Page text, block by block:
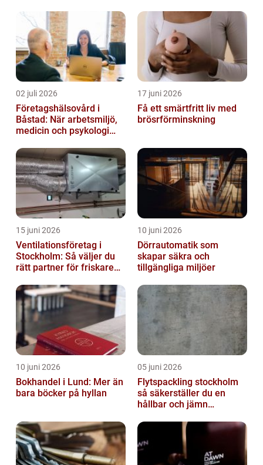
02 juli 2026
Företagshälsovård i
Båstad: När arbetsmiljö,
medicin och psykologi
17 juni 2026
Få ett smärtfritt liv med
brösrförminskning
15 juni 2026
Ventilationsföretag i
Stockholm: Så väljer du
rätt partner för friskare
10 juni 2026
Dörrautomatik som
skapar säkra och
tillgängliga miljöer
10 juni 2026
Bokhandel i Lund: Mer än
bara böcker på hyllan
05 juni 2026
Flytspackling stockholm
så säkerställer du en
hållbar och jämn